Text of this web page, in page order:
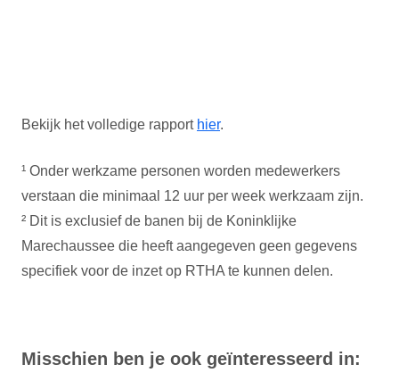
Bekijk het volledige rapport hier.
¹ Onder werkzame personen worden medewerkers
verstaan die minimaal 12 uur per week werkzaam zijn.
² Dit is exclusief de banen bij de Koninklijke
Marechaussee die heeft aangegeven geen gegevens
specifiek voor de inzet op RTHA te kunnen delen.
Misschien ben je ook geïnteresseerd in: